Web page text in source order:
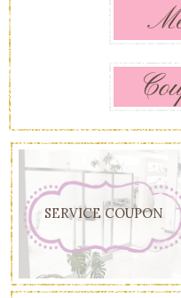
SERVICE COUPON